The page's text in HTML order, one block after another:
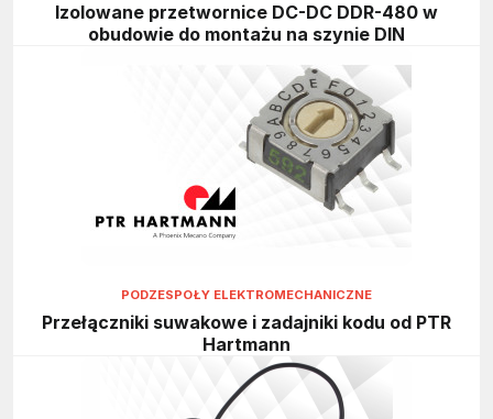
Izolowane przetwornice DC-DC DDR-480 w
obudowie do montażu na szynie DIN
PODZESPOŁY ELEKTROMECHANICZNE
Przełączniki suwakowe i zadajniki kodu od PTR
Hartmann